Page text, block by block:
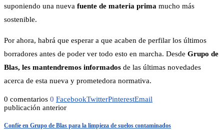
suponiendo una nueva fuente de materia prima mucho más
sostenible.
Por ahora, habrá que esperar a que acaben de perfilar los últimos
borradores antes de poder ver todo esto en marcha. Desde Grupo de
Blas, les mantendremos informados de las últimas novedades
acerca de esta nueva y prometedora normativa.
0 comentarios 0 FacebookTwitterPinterestEmail
publicación anterior
Confíe en Grupo de Blas para la limpieza de suelos contaminados